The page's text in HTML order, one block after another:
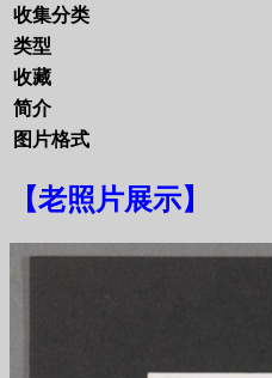
收集分类
类型
收藏
简介
图片格式
【老照片展示】